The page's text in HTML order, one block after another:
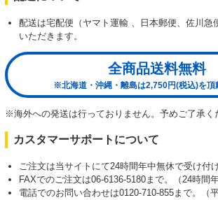
配送は宅配便（ヤマト運輸 、日本郵便、佐川急
いただきます。
全商品送料無料
※北海道・沖縄・離島は2,750円(税込)を頂
※海外への発送は行っておりません。予めご了承く
カスタマーサポートについて
ご注文は当サイトにて24時間年中無休で受け付
FAXでのご注文は06-6136-5180まで。（24時間年
電話でのお問い合わせは0120-710-855まで。（